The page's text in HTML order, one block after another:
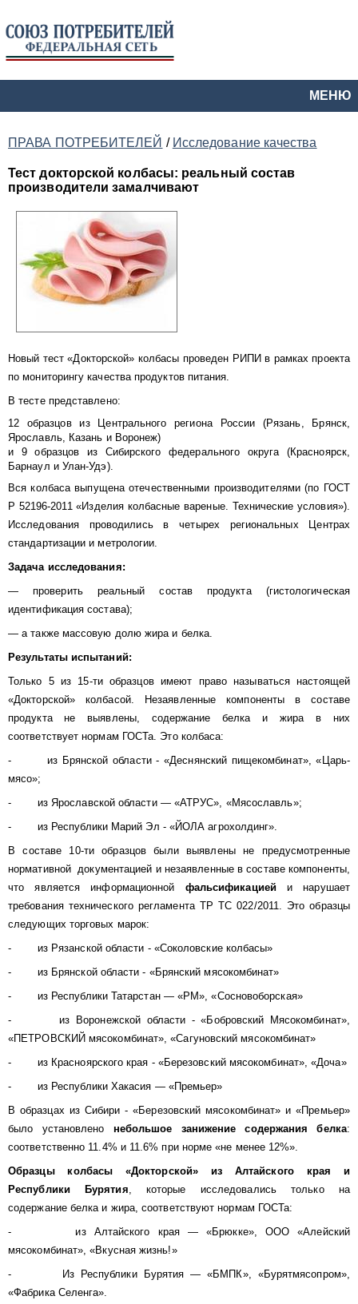
МЕНЮ
ПРАВА ПОТРЕБИТЕЛЕЙ / Исследование качества
Тест докторской колбасы: реальный состав
производители замалчивают
Новый тест «Докторской» колбасы проведен РИПИ в рамках проекта
по мониторингу качества продуктов питания.
В тесте представлено:
12 образцов из Центрального региона России (Рязань, Брянск,
Ярославль, Казань и Воронеж)
и 9 образцов из Сибирского федерального округа (Красноярск,
Барнаул и Улан-Удэ).
Вся колбаса выпущена отечественными производителями (по ГОСТ
Р 52196-2011 «Изделия колбасные вареные. Технические условия»).
Исследования проводились в четырех региональных Центрах
стандартизации и метрологии.
Задача исследования:
— проверить реальный состав продукта (гистологическая
идентификация состава);
— а также массовую долю жира и белка.
Результаты испытаний:
Только 5 из 15-ти образцов имеют право называться настоящей
«Докторской» колбасой. Незаявленные компоненты в составе
продукта не выявлены, содержание белка и жира в них
соответствует нормам ГОСТа. Это колбаса:
- из Брянской области - «Деснянский пищекомбинат», «Царь-
мясо»;
- из Ярославской области — «АТРУС», «Мясославль»;
- из Республики Марий Эл - «ЙОЛА агрохолдинг».
В составе 10-ти образцов были выявлены не предусмотренные
нормативной документацией и незаявленные в составе компоненты,
что является информационной фальсификациейи нарушает
требования технического регламента ТР ТС 022/2011. Это образцы
следующих торговых марок:
- из Рязанской области - «Соколовские колбасы»
- из Брянской области - «Брянский мясокомбинат»
- из Республики Татарстан — «РМ», «Сосновоборская»
- из Воронежской области - «Бобровский Мясокомбинат»,
«ПЕТРОВСКИЙ мясокомбинат», «Сагуновский мясокомбинат»
- из Красноярского края - «Березовский мясокомбинат», «Доча»
- из Республики Хакасия — «Премьер»
В образцах из Сибири - «Березовский мясокомбинат» и «Премьер»
было установлено небольшое занижение содержания белка:
соответственно 11.4% и 11.6% при норме «не менее 12%».
Образцы колбасы «Докторской» из Алтайского края и
Республики Бурятия, которые исследовались только на
содержание белка и жира, соответствуют нормам ГОСТа:
- из Алтайского края — «Брюкке», ООО «Алейский
мясокомбинат», «Вкусная жизнь!»
- Из Республики Бурятия — «БМПК», «Бурятмясопром»,
«Фабрика Селенга».